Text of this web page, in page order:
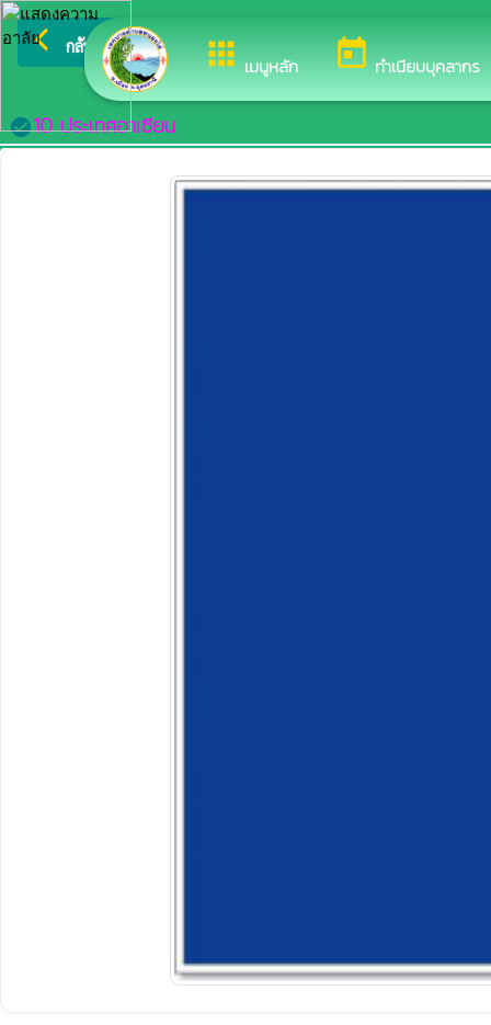
apps เมนูหลัก today ทำเนียบบุคลากร
arrow_back_ios กลับเมนูหลัก ยินดีต้อนรับสู่เว็บไซต์ของ เทศบาลตำ
check_circle10 ประเทศอาเซียน